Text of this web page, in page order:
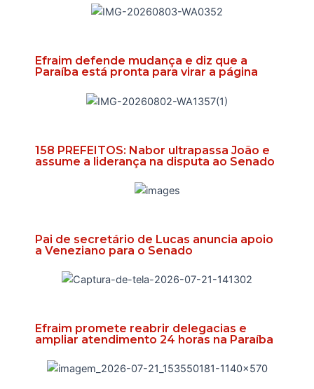
Efraim defende mudança e diz que a
Paraíba está pronta para virar a página
158 PREFEITOS: Nabor ultrapassa João e
assume a liderança na disputa ao Senado
Pai de secretário de Lucas anuncia apoio
a Veneziano para o Senado
Efraim promete reabrir delegacias e
ampliar atendimento 24 horas na Paraíba